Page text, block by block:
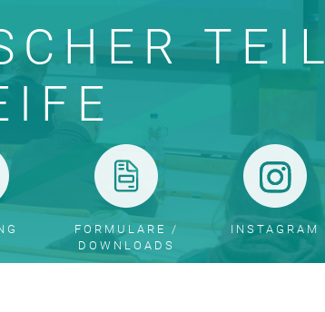
TEIL
FORMULARE /
DOWNLOADS
INSTAGRAM